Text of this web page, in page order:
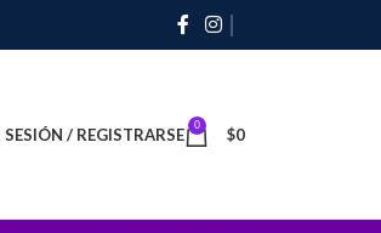
/ REGISTRARSE 0 $0